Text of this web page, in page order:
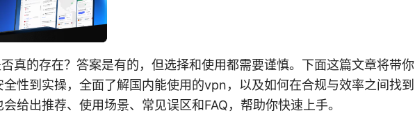
真的存在？答案是有的，但选择和使用都需要谨慎。下面这篇文章将带你
性到实操，全面了解国内能使用的vpn，以及如何在合规与效率之间找到
给出推荐、使用场景、常见误区和FAQ，帮助你快速上手。